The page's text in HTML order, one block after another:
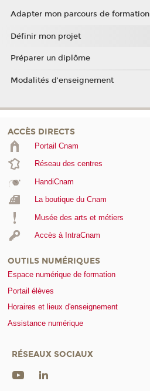
Adapter mon parcours de formation
Définir mon projet
Préparer un diplôme
Modalités d'enseignement
ACCÈS DIRECTS
Portail Cnam
Réseau des centres
HandiCnam
La boutique du Cnam
Musée des arts et métiers
Accès à IntraCnam
OUTILS NUMÉRIQUES
Espace numérique de formation
Portail élèves
Horaires et lieux d'enseignement
Assistance numérique
RÉSEAUX SOCIAUX